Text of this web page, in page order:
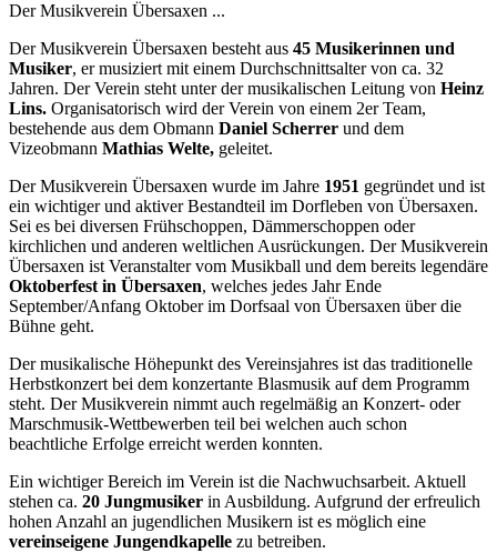
Der Musikverein Übersaxen ...
Der Musikverein Übersaxen besteht aus 45 Musikerinnen und
Musiker, er musiziert mit einem Durchschnittsalter von ca. 32
Jahren. Der Verein steht unter der musikalischen Leitung von Heinz
Lins. Organisatorisch wird der Verein von einem 2er Team,
bestehende aus dem Obmann Daniel Scherrer und dem
Vizeobmann Mathias Welte, geleitet.
Der Musikverein Übersaxen wurde im Jahre 1951 gegründet und ist
ein wichtiger und aktiver Bestandteil im Dorfleben von Übersaxen.
Sei es bei diversen Frühschoppen, Dämmerschoppen oder
kirchlichen und anderen weltlichen Ausrückungen. Der Musikverein
Übersaxen ist Veranstalter vom Musikball und dem bereits legendäre
Oktoberfest in Übersaxen, welches jedes Jahr Ende
September/Anfang Oktober im Dorfsaal von Übersaxen über die
Bühne geht.
Der musikalische Höhepunkt des Vereinsjahres ist das traditionelle
Herbstkonzert bei dem konzertante Blasmusik auf dem Programm
steht. Der Musikverein nimmt auch regelmäßig an Konzert- oder
Marschmusik-Wettbewerben teil bei welchen auch schon
beachtliche Erfolge erreicht werden konnten.
Ein wichtiger Bereich im Verein ist die Nachwuchsarbeit. Aktuell
stehen ca. 20 Jungmusiker in Ausbildung. Aufgrund der erfreulich
hohen Anzahl an jugendlichen Musikern ist es möglich eine
vereinseigene Jungendkapelle zu betreiben.